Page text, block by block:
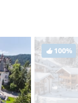
100%